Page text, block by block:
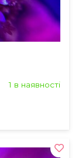
1 в наявності